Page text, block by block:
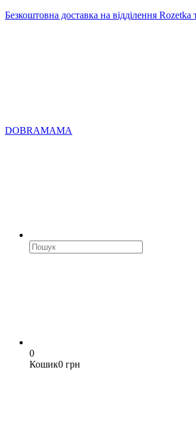
Безкоштовна доставка на відділення
DOBRAMAMA
0
Кошик0 грн